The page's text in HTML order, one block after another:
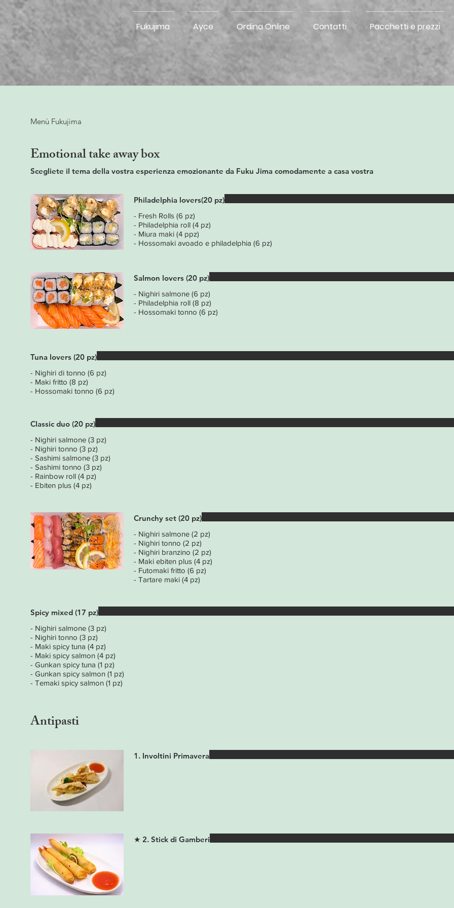
Fukujima Ayce Ordina Online Contatti Pacchetti e prezzi
Menù Fukujima
Emotional take away box
Scegliete il tema della vostra esperienza emozionante da Fuku Jima comodamente a casa vostra
Philadelphia lovers(20 pz)
- Fresh Rolls (6 pz)
- Philadelphia roll (4 pz)
- Miura maki (4 ppz)
- Hossomaki avoado e philadelphia (6 pz)
Salmon lovers (20 pz)
- Nighiri salmone (6 pz)
- Philadelphia roll (8 pz)
- Hossomaki tonno (6 pz)
Tuna lovers (20 pz)
- Nighiri di tonno (6 pz)
- Maki fritto (8 pz)
- Hossomaki tonno (6 pz)
Classic duo (20 pz)
- Nighiri salmone (3 pz)
- Nighiri tonno (3 pz)
- Sashimi salmone (3 pz)
- Sashimi tonno (3 pz)
- Rainbow roll (4 pz)
- Ebiten plus (4 pz)
Crunchy set (20 pz)
- Nighiri salmone (2 pz)
- Nighiri tonno (2 pz)
- Nighiri branzino (2 pz)
- Maki ebiten plus (4 pz)
- Futomaki fritto (6 pz)
- Tartare maki (4 pz)
Spicy mixed (17 pz)
- Nighiri salmone (3 pz)
- Nighiri tonno (3 pz)
- Maki spicy tuna (4 pz)
- Maki spicy salmon (4 pz)
- Gunkan spicy tuna (1 pz)
- Gunkan spicy salmon (1 pz)
- Temaki spicy salmon (1 pz)
Antipasti
1. Involtini Primavera
★ 2. Stick di Gamberi